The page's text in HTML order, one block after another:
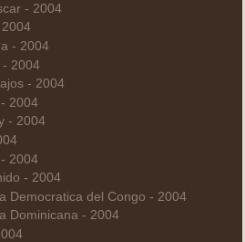
- 2004
- 2004
- 2004
- 2004
2004
- 2004
2004
- 2004
Democratica del Congo - 2004
Dominicana - 2004